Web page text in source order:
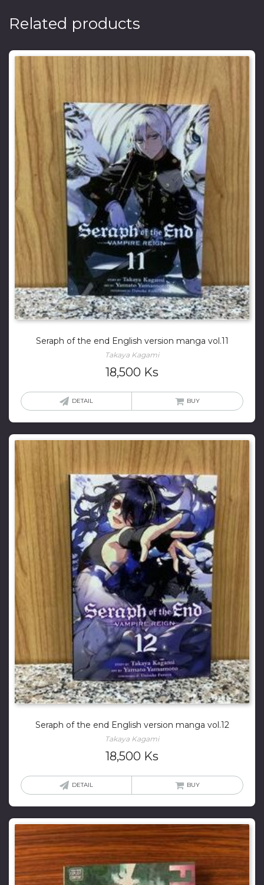
Related products
Seraph of the end English version manga vol.11
Takaya Kagami
18,500 Ks
DETAIL BUY
Seraph of the end English version manga vol.12
Takaya Kagami
18,500 Ks
DETAIL BUY